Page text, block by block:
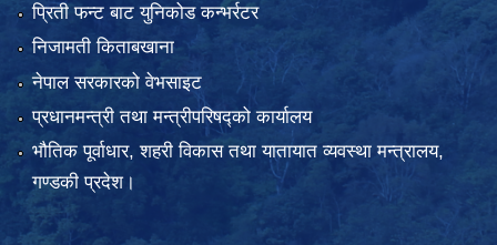
प्रिती फन्ट बाट युनिकोड कन्भर्रटर
निजामती किताबखाना
नेपाल सरकारको वेभसाइट
प्रधानमन्त्री तथा मन्त्रीपरिषद्को कार्यालय
भौतिक पूर्वाधार, शहरी विकास तथा यातायात व्यवस्था मन्त्रालय,
गण्डकी प्रदेश।